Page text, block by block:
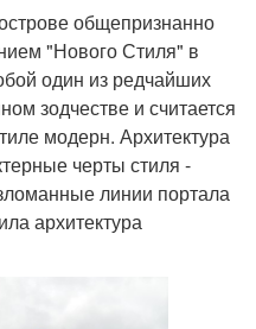
общепризнанно
"Нового Стиля" в
один из редчайших
зодчестве и считается
модерн. Архитектура
черты стиля -
линии портала
архитектура